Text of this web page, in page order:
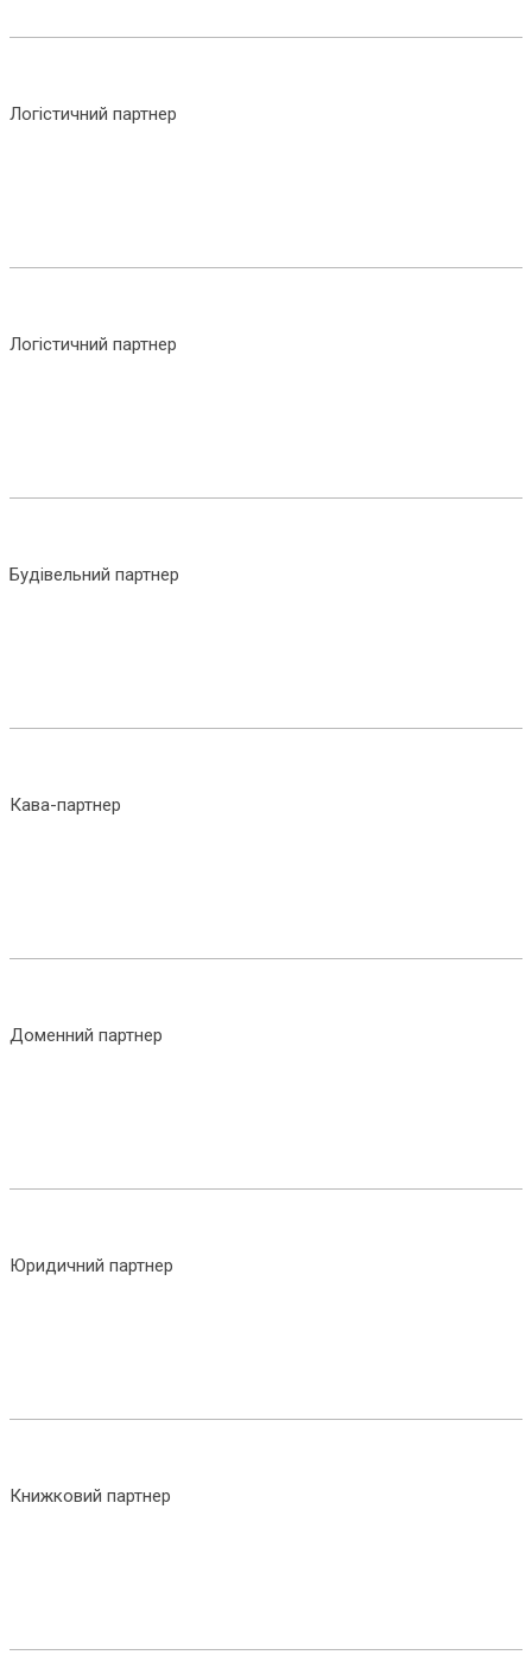
Логістичний партнер
Логістичний партнер
Будівельний партнер
Кава-партнер
Доменний партнер
Юридичний партнер
Книжковий партнер